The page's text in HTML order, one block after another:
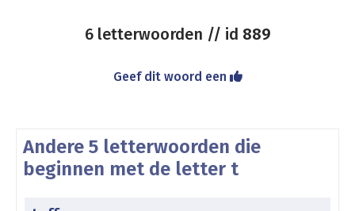
6 letterwoorden // id 889
Geef dit woord een
Andere 5 letterwoorden die
beginnen met de letter t